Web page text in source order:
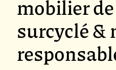
mobilier
surcyclé &